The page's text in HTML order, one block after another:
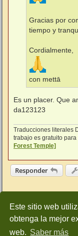
Este sitio web
obtenga la mejor
web. Saber más
Gracias por
tiempo y
Cordialmente,
con mettā
Es un placer. Que
da123123
Traducciones literales
trabajo es gratuito
Forest Temple]
Responder
Inicio Índice